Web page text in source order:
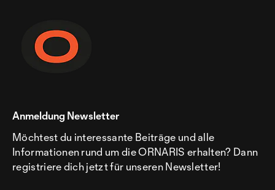
Anmeldung Newsletter
Möchtest du interessante Beiträge und alle
Informationen rund um die ORNARIS erhalten? Dann
registriere dich jetzt für unseren Newsletter!